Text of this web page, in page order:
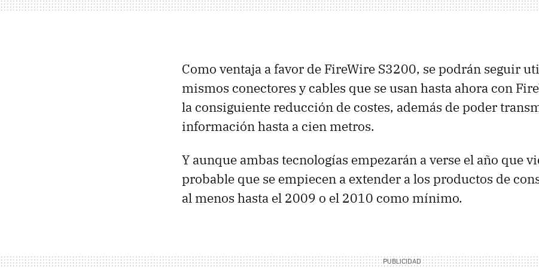
Como ventaja a favor de FireWire S3200, se podrán seguir
mismos conectores y cables que se usan hasta ahora con
la consiguiente reducción de costes, además de poder
información hasta a cien metros.
Y aunque ambas tecnologías empezarán a verse el año que
probable que se empiecen a extender a los productos de
al menos hasta el 2009 o el 2010 como mínimo.